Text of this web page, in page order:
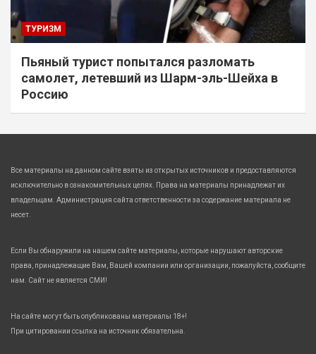
ТУРИЗМ
Пьяный турист попытался разломать
самолет, летевший из Шарм-эль-Шейха в
Россию
Все материалы на данном сайте взяты из открытых источников и предоставляются
исключительно в ознакомительных целях. Права на материалы принадлежат их
владельцам. Администрация сайта ответственности за содержание материала не
несет.
Если Вы обнаружили на нашем сайте материалы, которые нарушают авторские
права, принадлежащие Вам, Вашей компании или организации, пожалуйста, сообщите
нам. Сайт не является СМИ!
На сайте могут быть опубликованы материалы 18+!
При цитировании ссылка на источник обязательна.